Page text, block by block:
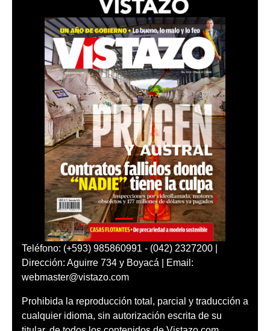
Teléfono: (+593) 985860991 - (042) 2327200 |
Dirección: Aguirre 734 y Boyacá | Email:
webmaster@vistazo.com
Prohibida la reproducción total, parcial y traducción a
cualquier idioma, sin autorización escrita de su